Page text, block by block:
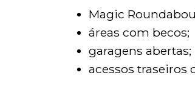
Magic
áreas com becos;
garagens abertas;
acessos traseiros